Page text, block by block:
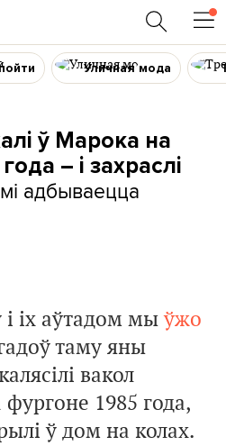
Уличная мода
ў Марока на
– і захраслі
адбываецца
іх аўтадом мыўжо
таму яны
вакол
1985 года,
ў дом на колах.